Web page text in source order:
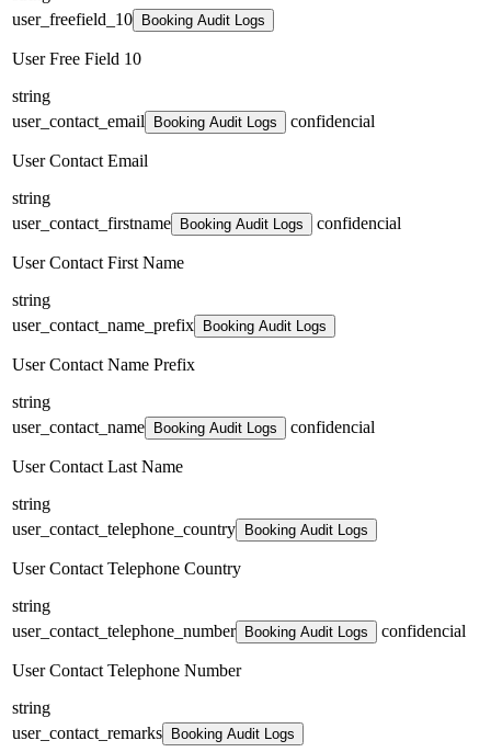
user_freefield_10
Booking Audit Logs
User Free Field 10
string
user_contact_email
Booking Audit Logs confidencial
User Contact Email
string
user_contact_firstname
Booking Audit Logs confidencial
User Contact First Name
string
user_contact_name_prefix
Booking Audit Logs
User Contact Name Prefix
string
user_contact_name
Booking Audit Logs confidencial
User Contact Last Name
string
user_contact_telephone_country
Booking Audit Logs
User Contact Telephone Country
string
user_contact_telephone_number
Booking Audit Logs confidencial
User Contact Telephone Number
string
user_contact_remarks
Booking Audit Logs